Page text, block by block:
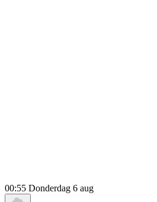
00:55 Donderdag 6 aug